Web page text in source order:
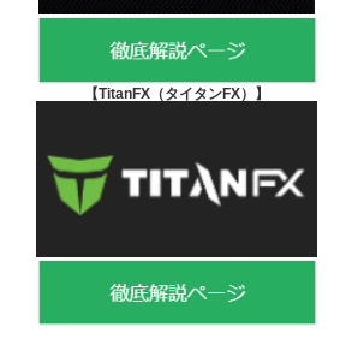
【TitanFX（タイタンFX） 】